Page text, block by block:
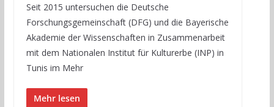
Seit 2015 untersuchen die Deutsche
Forschungsgemeinschaft (DFG) und die Bayerische
Akademie der Wissenschaften in Zusammenarbeit
mit dem Nationalen Institut für Kulturerbe (INP) in
Tunis im Mehr
Mehr lesen